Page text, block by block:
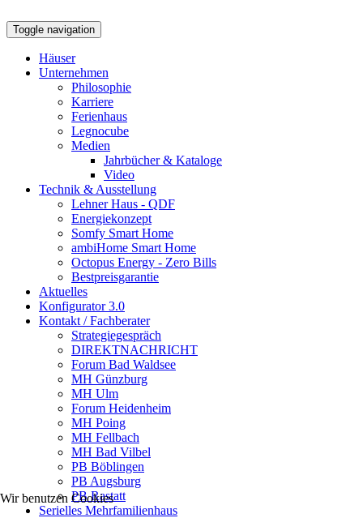
Toggle navigation
Häuser
Unternehmen
Philosophie
Karriere
Ferienhaus
Legnocube
Medien
Jahrbücher & Kataloge
Video
Technik & Ausstellung
Lehner Haus - QDF
Energiekonzept
Somfy Smart Home
ambiHome Smart Home
Octopus Energy - Zero Bills
Bestpreisgarantie
Aktuelles
Konfigurator 3.0
Kontakt / Fachberater
Strategiegespräch
DIREKTNACHRICHT
Forum Bad Waldsee
MH Günzburg
MH Ulm
Forum Heidenheim
MH Poing
MH Fellbach
MH Bad Vilbel
PB Böblingen
PB Augsburg
PB Rastatt
Serielles Mehrfamilienhaus
Wir benutzen Cookies